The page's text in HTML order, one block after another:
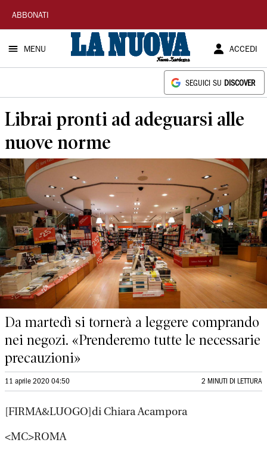
La
Nuova
Sardegna
ABBONATI
MENU ACCEDI
SEGUICI SU DISCOVER
Librai pronti ad adeguarsi alle
nuove norme
Da martedì si tornerà a leggere comprando
nei negozi. «Prenderemo tutte le necessarie
precauzioni»
11 aprile 2020 04:50 2 MINUTI DI LETTURA
[FIRMA&LUOGO]di Chiara Acampora
<MC>ROMA